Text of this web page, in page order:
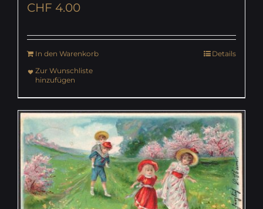
CHF 4.00
In den Warenkorb
Details
Zur Wunschliste
hinzufügen